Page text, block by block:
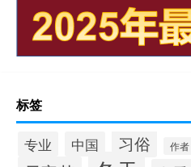
标签
专业 中国 习俗 作者